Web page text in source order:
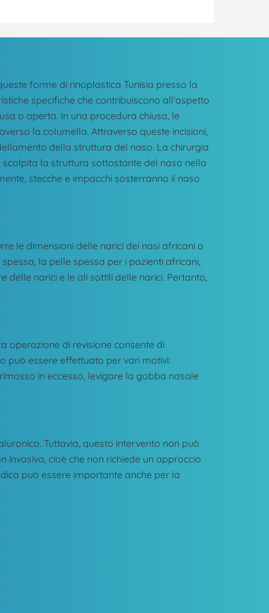
forme di rinoplastica Tunisia presso la
specifiche che contribuiscono all'aspetto
o aperta. In una procedura chiusa, le
la columella. Attraverso queste incisioni,
della struttura del naso. La chirurgia
la struttura sottostante del naso nella
stecche e impacchi sosterranno il naso
le dimensioni delle narici dei nasi africani o
la pelle spessa per i pazienti africani,
delle narici e le ali sottili delle narici. Pertanto,
operazione di revisione consente di
può essere effettuato per vari motivi:
in eccesso, levigare la gobba nasale
Tuttavia, questo intervento non può
invasiva, cioè che non richiede un approccio
può essere importante anche per la